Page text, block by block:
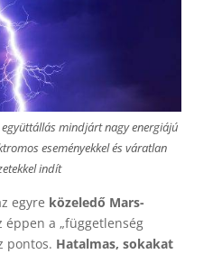
mindjárt nagy energiájú
eseményekkel és váratlan
indít
egyre közeledő Mars-
éppen a „függetlenség
pontos. Hatalmas, sokakat